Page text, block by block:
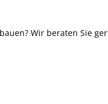
Wir beraten Sie